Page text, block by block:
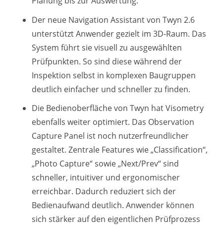
Der neue Navigation Assistant von Twyn 2.6
unterstützt Anwender gezielt im 3D-Raum. Das
System führt sie visuell zu ausgewählten
Prüfpunkten. So sind diese während der
Inspektion selbst in komplexen Baugruppen
deutlich einfacher und schneller zu finden.
Die Bedienoberfläche von Twyn hat Visometry
ebenfalls weiter optimiert. Das Observation
Capture Panel ist noch nutzerfreundlicher
gestaltet. Zentrale Features wie „Classification“,
„Photo Capture“ sowie „Next/Prev“ sind
schneller, intuitiver und ergonomischer
erreichbar. Dadurch reduziert sich der
Bedienaufwand deutlich. Anwender können
sich stärker auf den eigentlichen Prüfprozess